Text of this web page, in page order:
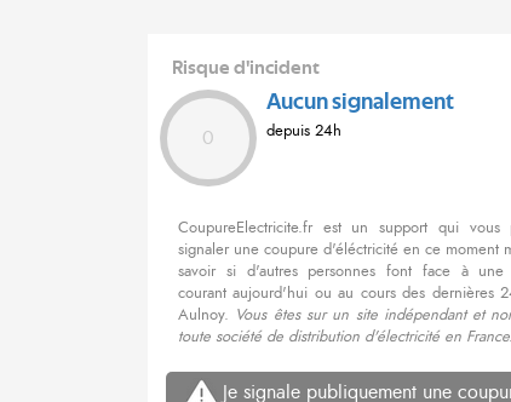
Risque d'incident
0
Aucun signalement
depuis 24h
CoupureElectricite.fr est un support qui vous
signaler une coupure d'éléctricité en ce moment
savoir si d'autres personnes font face à
courant aujourd'hui ou au cours des dernières
Aulnoy. Vous êtes sur un site indépendant et
toute société de distribution d'électricité en France.
Je signale publiquement une